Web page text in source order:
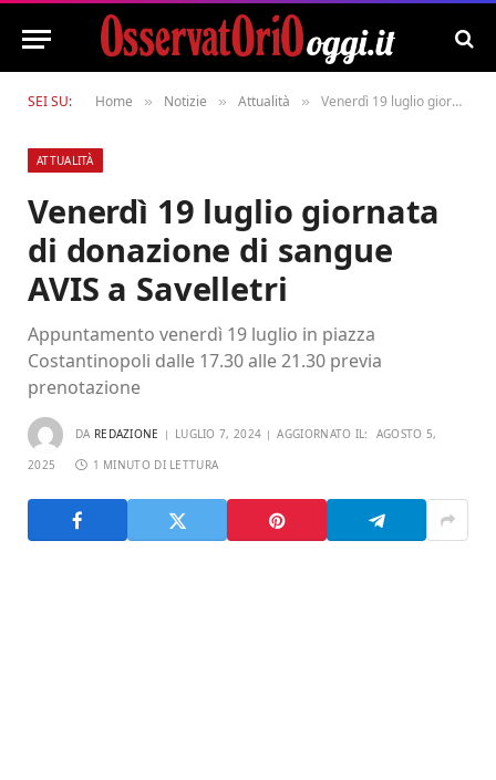
SEI SU: Home » Notizie » Attualità » Venerdì 19 luglio giornata di donazione di sangue AVIS a Savelletri
ATTUALITÀ
Venerdì 19 luglio giornata
di donazione di sangue
AVIS a Savelletri
Appuntamento venerdì 19 luglio in piazza
Costantinopoli dalle 17.30 alle 21.30 previa
prenotazione
DA REDAZIONE LUGLIO 7, 2024 AGGIORNATO IL: AGOSTO 5,
2025 1 MINUTO DI LETTURA